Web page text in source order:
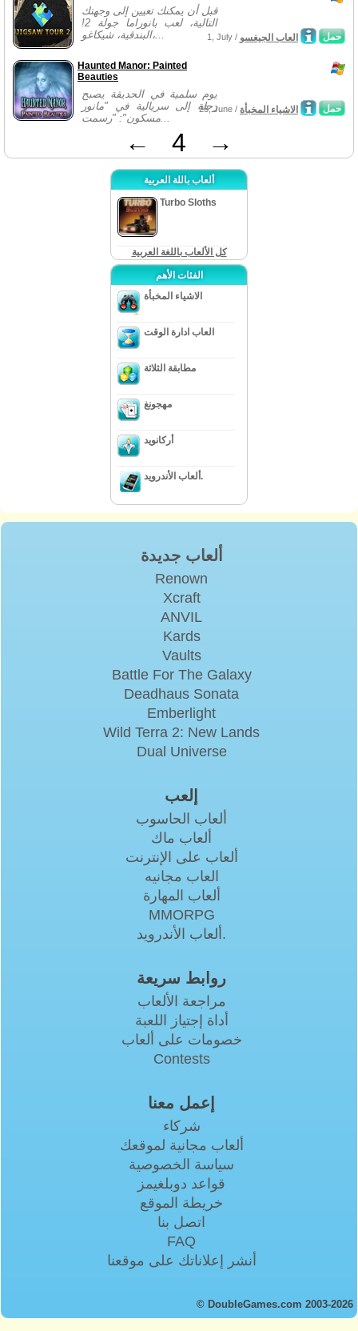
قبل أن يمكنك تعيين إلى وجهتك
التالية، لعب بانوراما جولة 2!
البندقية، شيكاغو،...
حمل 1, July / العاب الجيغسو
Haunted Manor: Painted
Beauties
يوم سلمية في الحديقة يصبح
رحلة إلى سريالية في "مانور
مسكون": "رسمت...
حمل 23, June / الاشياء المخبأة
← 4 →
ألعاب باللة العربية
Turbo Sloths
كل الألعاب باللغة العربية
الفئات الأهم
الاشياء المخبأة
العاب ادارة الوقت
مطابقة الثلاثة
مهجونغ
أركانويد
ألعاب الأندرويد.
ألعاب جديدة
Renown
Xcraft
ANVIL
Kards
Vaults
Battle For The Galaxy
Deadhaus Sonata
Emberlight
Wild Terra 2: New Lands
Dual Universe
إلعب
ألعاب الحاسوب
ألعاب ماك
ألعاب على الإنترنت
العاب مجانيه
ألعاب المهارة
MMORPG
ألعاب الأندرويد.
روابط سريعة
مراجعة الألعاب
أداة إجتياز اللعبة
خصومات على ألعاب
Contests
إعمل معنا
شركاء
ألعاب مجانية لموقعك
سياسة الخصوصية
قواعد دوبلغيمز
خريطة الموقع
اتصل بنا
FAQ
أنشر إعلاناتك على موقعنا
© DoubleGames.com 2003-2026